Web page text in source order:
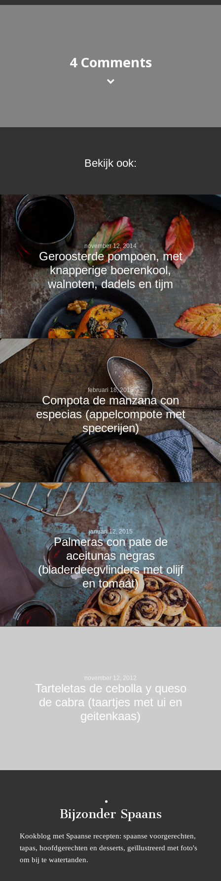
4 Comments
Bekijk ook:
november 12, 2014
Geroosterde pompoen, met
knapperige boerenkool,
walnoten, dadels en tijm
februari 18, 2015
Compota de manzana con
especias (appelcompote met
specerijen)
januari 12, 2015
Palmeras con pate de
aceitunas negras
(bladerdeegvlinders met olijf
en tomaat)
november 12, 2012
Tarteletas de cebolla y queso
de cabra (taartjes met ui en
geitenkaas)
Bijzonder Spaans
Kookblog met Spaanse recepten: spaanse voorgerechten,
tapas, hoofdgerechten en desserts, geïllustreerd met foto's
om bij te watertanden.